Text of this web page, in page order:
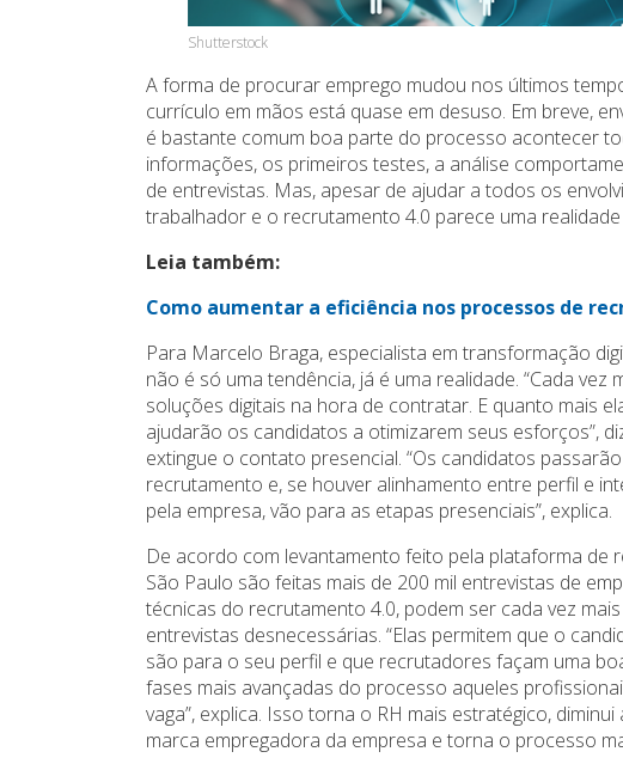
Shutterstock
A forma de procurar emprego mudou nos últimos
currículo em mãos está quase em desuso. Em breve,
é bastante comum boa parte do processo acontecer
informações, os primeiros testes, a análise
de entrevistas. Mas, apesar de ajudar a todos os
trabalhador e o recrutamento 4.0 parece uma
Leia também:
Como aumentar a eficiência nos processos de
Para Marcelo Braga, especialista em transformação
não é só uma tendência, já é uma realidade. “Cada
soluções digitais na hora de contratar. E quanto mais
ajudarão os candidatos a otimizarem seus esforços”,
extingue o contato presencial. “Os candidatos
recrutamento e, se houver alinhamento entre perfil e
pela empresa, vão para as etapas presenciais”, explica.
De acordo com levantamento feito pela plataforma de
São Paulo são feitas mais de 200 mil entrevistas de
técnicas do recrutamento 4.0, podem ser cada vez
entrevistas desnecessárias. “Elas permitem que o
são para o seu perfil e que recrutadores façam uma
fases mais avançadas do processo aqueles
vaga”, explica. Isso torna o RH mais estratégico,
marca empregadora da empresa e torna o processo